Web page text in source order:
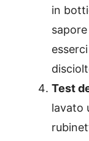
in
Test
lavato